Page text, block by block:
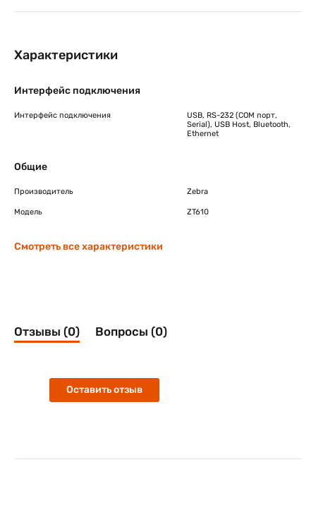
Характеристики
Интерфейс подключения
Интерфейс подключения
USB, RS-232 (COM порт,
Serial), USB Host, Bluetooth,
Ethernet
Общие
Производитель Zebra
Модель ZT610
Смотреть все характеристики
Отзывы (0) Вопросы (0)
Оставить отзыв